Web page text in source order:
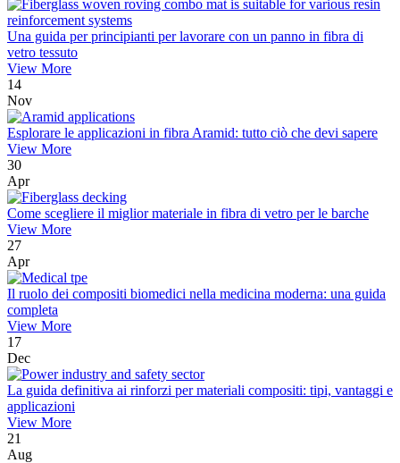
Una guida per principianti per lavorare con un panno in fibra di
vetro tessuto
View More
14
Nov
Esplorare le applicazioni in fibra Aramid: tutto ciò che devi sapere
View More
30
Apr
Come scegliere il miglior materiale in fibra di vetro per le barche
View More
27
Apr
Il ruolo dei compositi biomedici nella medicina moderna: una guida
completa
View More
17
Dec
La guida definitiva ai rinforzi per materiali compositi: tipi, vantaggi e
applicazioni
View More
21
Aug